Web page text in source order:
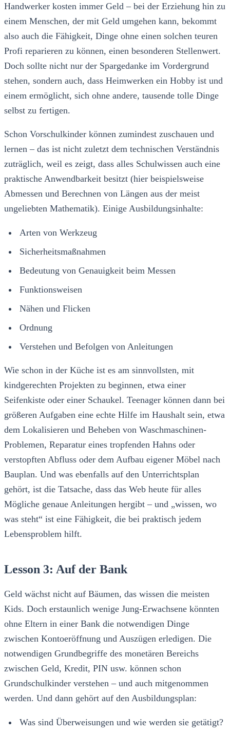
Handwerker kosten immer Geld – bei der Erziehung hin zu
einem Menschen, der mit Geld umgehen kann, bekommt
also auch die Fähigkeit, Dinge ohne einen solchen teuren
Profi reparieren zu können, einen besonderen Stellenwert.
Doch sollte nicht nur der Spargedanke im Vordergrund
stehen, sondern auch, dass Heimwerken ein Hobby ist und
einem ermöglicht, sich ohne andere, tausende tolle Dinge
selbst zu fertigen.
Schon Vorschulkinder können zumindest zuschauen und
lernen – das ist nicht zuletzt dem technischen Verständnis
zuträglich, weil es zeigt, dass alles Schulwissen auch eine
praktische Anwendbarkeit besitzt (hier beispielsweise
Abmessen und Berechnen von Längen aus der meist
ungeliebten Mathematik). Einige Ausbildungsinhalte:
Arten von Werkzeug
Sicherheitsmaßnahmen
Bedeutung von Genauigkeit beim Messen
Funktionsweisen
Nähen und Flicken
Ordnung
Verstehen und Befolgen von Anleitungen
Wie schon in der Küche ist es am sinnvollsten, mit
kindgerechten Projekten zu beginnen, etwa einer
Seifenkiste oder einer Schaukel. Teenager können dann bei
größeren Aufgaben eine echte Hilfe im Haushalt sein, etwa
dem Lokalisieren und Beheben von Waschmaschinen-
Problemen, Reparatur eines tropfenden Hahns oder
verstopften Abfluss oder dem Aufbau eigener Möbel nach
Bauplan. Und was ebenfalls auf den Unterrichtsplan
gehört, ist die Tatsache, dass das Web heute für alles
Mögliche genaue Anleitungen hergibt – und „wissen, wo
was steht“ ist eine Fähigkeit, die bei praktisch jedem
Lebensproblem hilft.
Lesson 3: Auf der Bank
Geld wächst nicht auf Bäumen, das wissen die meisten
Kids. Doch erstaunlich wenige Jung-Erwachsene könnten
ohne Eltern in einer Bank die notwendigen Dinge
zwischen Kontoeröffnung und Auszügen erledigen. Die
notwendigen Grundbegriffe des monetären Bereichs
zwischen Geld, Kredit, PIN usw. können schon
Grundschulkinder verstehen – und auch mitgenommen
werden. Und dann gehört auf den Ausbildungsplan:
Was sind Überweisungen und wie werden sie getätigt?